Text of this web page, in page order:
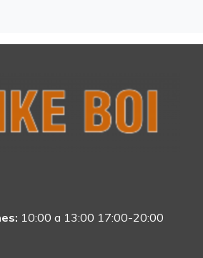
10:00 a 13:00 17:00-20:00